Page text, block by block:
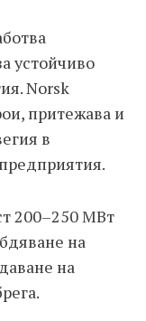
устойчиво
Norsk
притежава и
в
200–250 МВт
на
на